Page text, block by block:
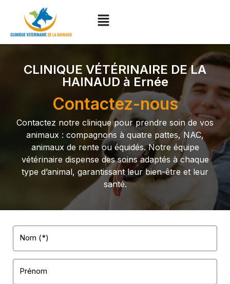
CLINIQUE VÉTÉRINAIRE DE LA
HAINAUD à Ernée
Contactez-nous
Contactez notre clinique pour prendre soin de vos
animaux : compagnons à quatre pattes, NAC,
animaux de rente ou équidés. Notre équipe
vétérinaire dispense des soins adaptés à chaque
type d’animal, garantissant leur bien-être et leur
santé.
Nom (*)
Prénom